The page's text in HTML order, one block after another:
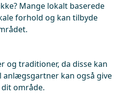
Mange lokalt baserede
forhold og kan tilbyde
traditioner, da disse kan
kan også give
område.